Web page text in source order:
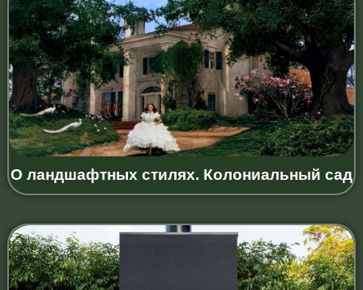
О ландшафтных стилях. Колониальный сад